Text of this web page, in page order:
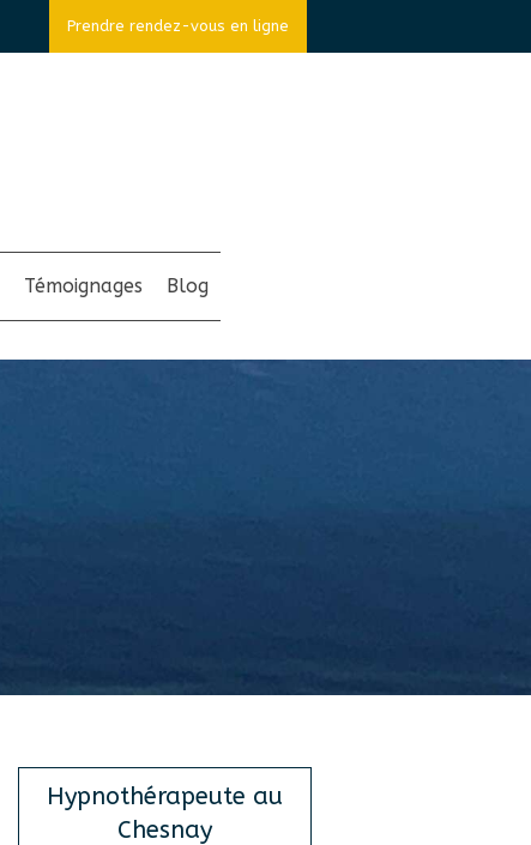
Prendre rendez-vous en ligne
Témoignages Blog
Hypnothérapeute au
Chesnay